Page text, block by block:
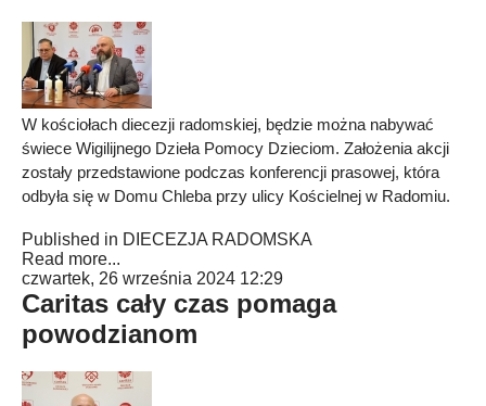
W kościołach diecezji radomskiej, będzie można nabywać
świece Wigilijnego Dzieła Pomocy Dzieciom. Założenia akcji
zostały przedstawione podczas konferencji prasowej, która
odbyła się w Domu Chleba przy ulicy Kościelnej w Radomiu.
Published in DIECEZJA RADOMSKA
Read more...
czwartek, 26 września 2024 12:29
Caritas cały czas pomaga
powodzianom